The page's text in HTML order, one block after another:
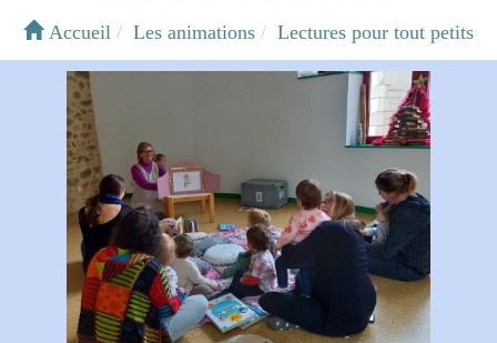
Accueil Les animations Lectures pour tout petits